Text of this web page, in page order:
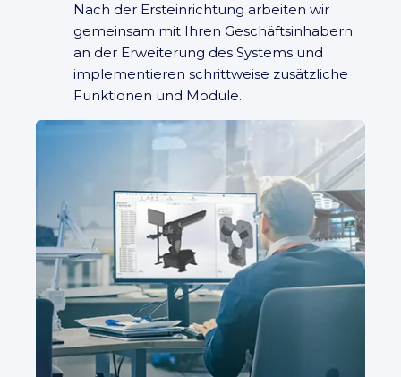
Nach der Ersteinrichtung arbeiten wir
gemeinsam mit Ihren Geschäftsinhabern
an der Erweiterung des Systems und
implementieren schrittweise zusätzliche
Funktionen und Module.